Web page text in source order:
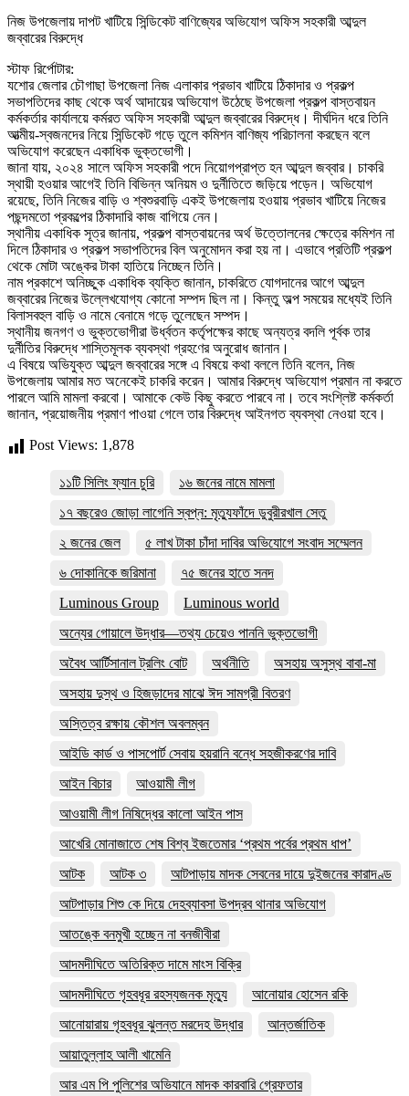
নিজ উপজেলায় দাপট খাটিয়ে সিন্ডিকেট বাণিজ্যের অভিযোগ অফিস সহকারী আব্দুল
জব্বারের বিরুদ্ধে
স্টাফ রির্পোটার:
যশোর জেলার চৌগাছা উপজেলা নিজ এলাকার প্রভাব খাটিয়ে ঠিকাদার ও প্রকল্প
সভাপতিদের কাছ থেকে অর্থ আদায়ের অভিযোগ উঠেছে উপজেলা প্রকল্প বাস্তবায়ন
কর্মকর্তার কার্যালয়ে কর্মরত অফিস সহকারী আব্দুল জব্বারের বিরুদ্ধে। দীর্ঘদিন ধরে তিনি
আত্মীয়-স্বজনদের নিয়ে সিন্ডিকেট গড়ে তুলে কমিশন বাণিজ্য পরিচালনা করছেন বলে
অভিযোগ করেছেন একাধিক ভুক্তভোগী।
জানা যায়, ২০২৪ সালে অফিস সহকারী পদে নিয়োগপ্রাপ্ত হন আব্দুল জব্বার। চাকরি
স্থায়ী হওয়ার আগেই তিনি বিভিন্ন অনিয়ম ও দুর্নীতিতে জড়িয়ে পড়েন। অভিযোগ
রয়েছে, তিনি নিজের বাড়ি ও শ্বশুরবাড়ি একই উপজেলায় হওয়ায় প্রভাব খাটিয়ে নিজের
পছন্দমতো প্রকল্পের ঠিকাদারি কাজ বাগিয়ে নেন।
স্থানীয় একাধিক সূত্র জানায়, প্রকল্প বাস্তবায়নের অর্থ উত্তোলনের ক্ষেত্রে কমিশন না
দিলে ঠিকাদার ও প্রকল্প সভাপতিদের বিল অনুমোদন করা হয় না। এভাবে প্রতিটি প্রকল্প
থেকে মোটা অঙ্কের টাকা হাতিয়ে নিচ্ছেন তিনি।
নাম প্রকাশে অনিচ্ছুক একাধিক ব্যক্তি জানান, চাকরিতে যোগদানের আগে আব্দুল
জব্বারের নিজের উল্লেখযোগ্য কোনো সম্পদ ছিল না। কিন্তু অল্প সময়ের মধ্যেই তিনি
বিলাসবহুল বাড়ি ও নামে বেনামে গড়ে তুলেছেন সম্পদ।
স্থানীয় জনগণ ও ভুক্তভোগীরা উর্ধ্বতন কর্তৃপক্ষের কাছে অন্যত্র বদলি পূর্বক তার
দুর্নীতির বিরুদ্ধে শাস্তিমূলক ব্যবস্থা গ্রহণের অনুরোধ জানান।
এ বিষয়ে অভিযুক্ত আব্দুল জব্বারের সঙ্গে এ বিষয়ে কথা বললে তিনি বলেন, নিজ
উপজেলায় আমার মত অনেকেই চাকরি করেন। আমার বিরুদ্ধে অভিযোগ প্রমান না করতে
পারলে আমি মামলা করবো। আমাকে কেউ কিছু করতে পারবে না। তবে সংশ্লিষ্ট কর্মকর্তা
জানান, প্রয়োজনীয় প্রমাণ পাওয়া গেলে তার বিরুদ্ধে আইনগত ব্যবস্থা নেওয়া হবে।
Post Views: 1,878
১১টি সিলিং ফ্যান চুরি
১৬ জনের নামে মামলা
১৭ বছরেও জোড়া লাগেনি স্বপ্ন: মৃত্যুফাঁদে ডুবুরীরখাল সেতু
২ জনের জেল
৫ লাখ টাকা চাঁদা দাবির অভিযোগে সংবাদ সম্মেলন
৬ দোকানিকে জরিমানা
৭৫ জনের হাতে সনদ
Luminous Group
Luminous world
অন্যের গোয়ালে উদ্ধার—তথ্য চেয়েও পাননি ভুক্তভোগী
অবৈধ আর্টিসানাল ট্রলিং বোট
অর্থনীতি
অসহায় অসুস্থ বাবা-মা
অসহায় দুস্থ ও হিজড়াদের মাঝে ঈদ সামগ্রী বিতরণ
অস্তিত্ব রক্ষায় কৌশল অবলম্বন
আইডি কার্ড ও পাসপোর্ট সেবায় হয়রানি বন্ধে সহজীকরণের দাবি
আইন বিচার
আওয়ামী লীগ
আওয়ামী লীগ নিষিদ্ধের কালো আইন পাস
আখেরি মোনাজাতে শেষ বিশ্ব ইজতেমার ‘প্রথম পর্বের প্রথম ধাপ’
আটক
আটক ৩
আটপাড়ায় মাদক সেবনের দায়ে দুইজনের কারাদণ্ড
আটপাড়ার শিশু কে দিয়ে দেহব্যাবসা উপদ্রব থানার অভিযোগ
আতঙ্কে বনমুখী হচ্ছেন না বনজীবীরা
আদমদীঘিতে অতিরিক্ত দামে মাংস বিক্রি
আদমদীঘিতে গৃহবধূর রহস্যজনক মৃত্যু
আনোয়ার হোসেন রকি
আনোয়ারায় গৃহবধূর ঝুলন্ত মরদেহ উদ্ধার
আন্তর্জাতিক
আয়াতুল্লাহ আলী খামেনি
আর এম পি পুলিশের অভিযানে মাদক কারবারি গ্রেফতার